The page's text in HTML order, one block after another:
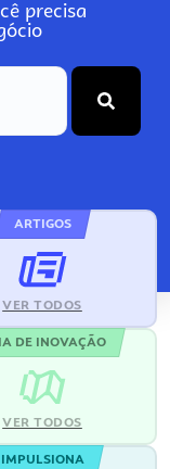
precisa
ARTIGOS
VER TODOS
DE INOVAÇÃO
VER TODOS
IMPULSIONA